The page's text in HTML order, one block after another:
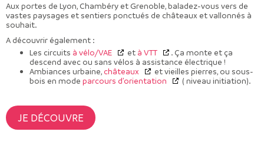
Aux portes de Lyon, Chambéry et Grenoble, baladez-vous vers de
vastes paysages et sentiers ponctués de châteaux et vallonnés à
souhait.
A découvrir également :
Les circuits à vélo/VAE et à VTT
. Ça monte et ça
descend avec ou sans vélos à assistance électrique !
Ambiances urbaine,châteaux
et vieilles pierres, ou sous-
bois en mode parcours d’orientation ( niveau initiation).
JE DÉCOUVRE